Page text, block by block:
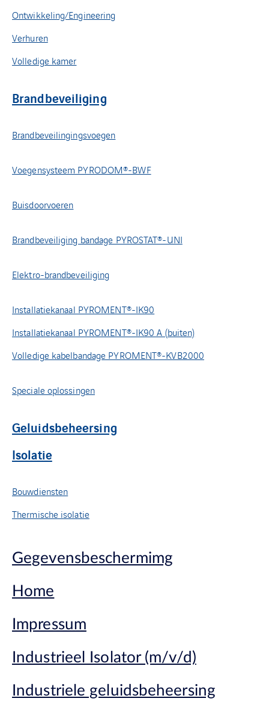
Ontwikkeling/Engineering
Verhuren
Volledige kamer
Brandbeveiliging
Brandbeveilingingsvoegen
Voegensysteem PYRODOM®-BWF
Buisdoorvoeren
Brandbeveiliging bandage PYROSTAT®-UNI
Elektro-brandbeveiliging
Installatiekanaal PYROMENT®-IK90
Installatiekanaal PYROMENT®-IK90 A (buiten)
Volledige kabelbandage PYROMENT®-KVB2000
Speciale oplossingen
Geluidsbeheersing
Isolatie
Bouwdiensten
Thermische isolatie
Gegevensbeschermimg
Home
Impressum
Industrieel Isolator (m/v/d)
Industriele geluidsbeheersing